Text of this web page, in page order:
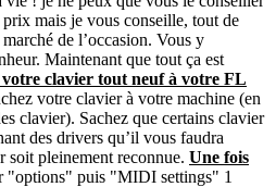
mais je vous conseille, tout de
de l’occasion. Vous y
Maintenant que tout ça est
clavier tout neuf à votre FL
votre clavier à votre machine (en
clavier). Sachez que certains clavier
des drivers qu’il vous faudra
soit pleinement reconnue. Une fois
"options" puis "MIDI settings" 1